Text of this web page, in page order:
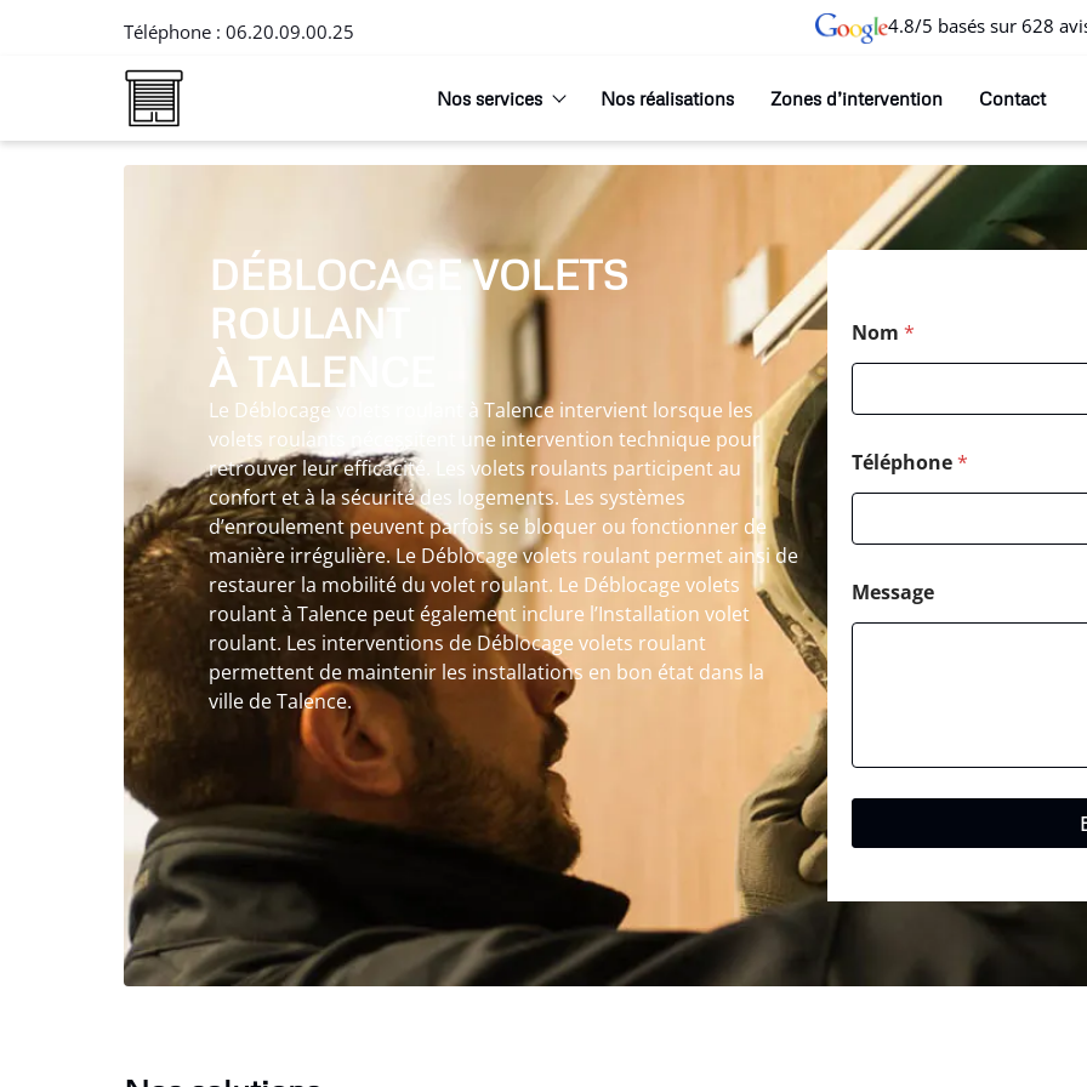
Téléphone : 06.20.09.00.25 4.8/5 basés sur 628
Nos services Nos réalisations Zones d’intervention Contact
DÉBLOCAGE VOLETS
ROULANT
À TALENCE
Le Déblocage volets roulant à Talence intervient lorsque les
volets roulants nécessitent une intervention technique pour
retrouver leur efficacité. Les volets roulants participent au
confort et à la sécurité des logements. Les systèmes
d’enroulement peuvent parfois se bloquer ou fonctionner de
manière irrégulière. Le Déblocage volets roulant permet ainsi de
restaurer la mobilité du volet roulant. Le Déblocage volets
roulant à Talence peut également inclure l’Installation volet
roulant. Les interventions de Déblocage volets roulant
permettent de maintenir les installations en bon état dans la
ville de Talence.
Nom *
Téléphone*
Message